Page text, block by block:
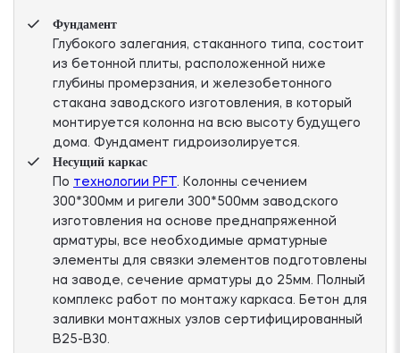
Фундамент
Глубокого залегания, стаканного типа, состоит
из бетонной плиты, расположенной ниже
глубины промерзания, и железобетонного
стакана заводского изготовления, в который
монтируется колонна на всю высоту будущего
дома. Фундамент гидроизолируется.
Несущий каркас
По технологии PFT. Колонны сечением
300*300мм и ригели 300*500мм заводского
изготовления на основе преднапряженной
арматуры, все необходимые арматурные
элементы для связки элементов подготовлены
на заводе, сечение арматуры до 25мм. Полный
комплекс работ по монтажу каркаса. Бетон для
заливки монтажных узлов сертифицированный
В25-В30.